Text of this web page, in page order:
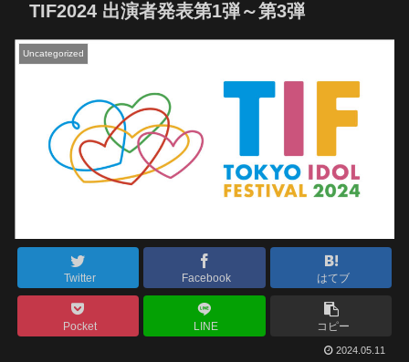
TIF2024 出演者発表第1弾～第3弾
Uncategorized
Twitter Facebook はてブ
Pocket LINE コピー
2024.05.11